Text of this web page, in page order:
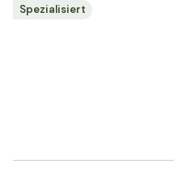
Spezialisiert